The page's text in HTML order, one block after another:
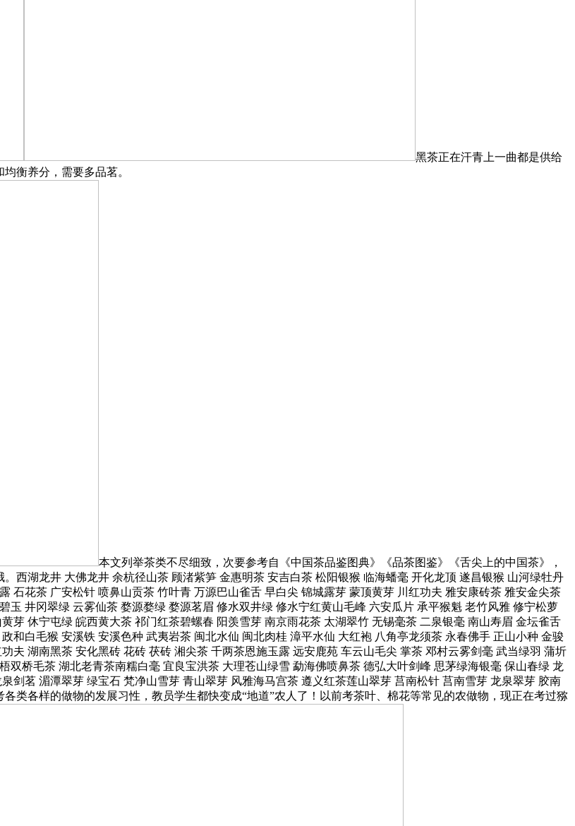
黑茶正在汗青上一曲都是供给
衡养分，需要多品茗。
本文列举茶类不尽细致，次要参考自《中国茶品鉴图典》《品茶图鉴》《舌尖上的中国茶》，
西湖龙井 大佛龙井 余杭径山茶 顾渚紫笋 金惠明茶 安吉白茶 松阳银猴 临海蟠毫 开化龙顶 遂昌银猴 山河绿牡丹
石花茶 广安松针 喷鼻山贡茶 竹叶青 万源巴山雀舌 早白尖 锦城露芽 蒙顶黄芽 川红功夫 雅安康砖茶 雅安金尖茶
井冈翠绿 云雾仙茶 婺源婺绿 婺源茗眉 修水双井绿 修水宁红黄山毛峰 六安瓜片 承平猴魁 老竹风雅 修宁松萝
芽 休宁屯绿 皖西黄大茶 祁门红茶碧螺春 阳羡雪芽 南京雨花茶 太湖翠竹 无锡毫茶 二泉银毫 南山寿眉 金坛雀舌
和白毛猴 安溪铁 安溪色种 武夷岩茶 闽北水仙 闽北肉桂 漳平水仙 大红袍 八角亭龙须茶 永春佛手 正山小种 金骏
夫 湖南黑茶 安化黑砖 花砖 茯砖 湘尖茶 千两茶恩施玉露 远安鹿苑 车云山毛尖 掌茶 邓村云雾剑毫 武当绿羽 蒲圻
桥毛茶 湖北老青茶南糯白毫 宜良宝洪茶 大理苍山绿雪 勐海佛喷鼻茶 德弘大叶剑峰 思茅绿海银毫 保山春绿 龙
剑茗 湄潭翠芽 绿宝石 梵净山雪芽 青山翠芽 风雅海马宫茶 遵义红茶莲山翠芽 莒南松针 莒南雪芽 龙泉翠芽 胶南
类各样的做物的发展习性，教员学生都快变成“地道”农人了！以前考茶叶、棉花等常见的农做物，现正在考过猕